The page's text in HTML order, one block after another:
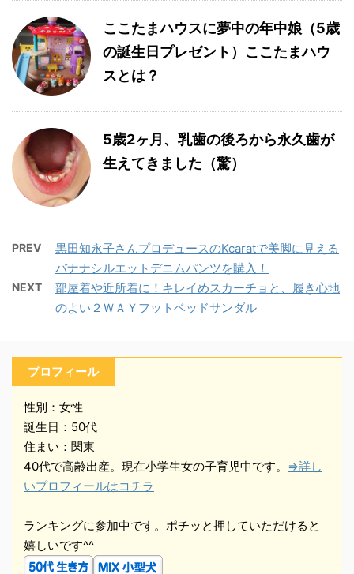
ここたまハウスに夢中の年中娘（5歳
の誕生日プレゼント）ここたまハウ
スとは？
5歳2ヶ月、乳歯の後ろから永久歯が
生えてきました（驚）
PREV
黒田知永子さんプロデュースのKcaratで美脚に見える
バナナシルエットデニムパンツを購入！
NEXT
部屋着や近所着に！キレイめスカーチョと、履き心地
のよい２ＷＡＹフットベッドサンダル
プロフィール
性別：女性
誕生日：50代
住まい：関東
40代で高齢出産。現在小学生女の子育児中です。 ⇒詳し
いプロフィールはコチラ
ランキングに参加中です。ポチッと押していただけると
嬉しいです^^